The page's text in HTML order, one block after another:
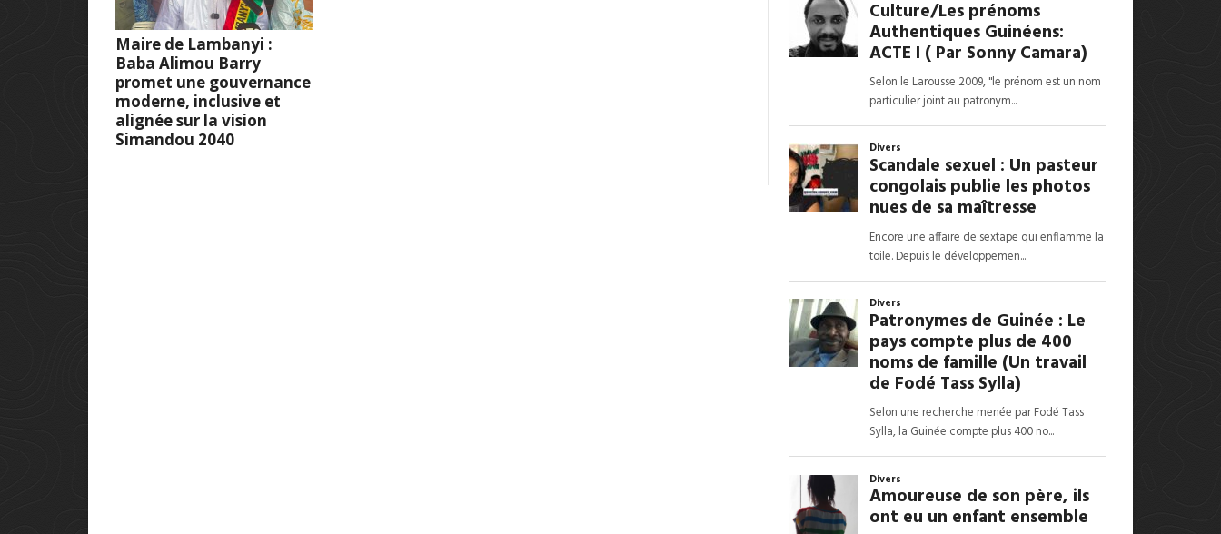
Maire de Lambanyi :
Baba Alimou Barry
promet une gouvernance
moderne, inclusive et
alignée sur la vision
Simandou 2040